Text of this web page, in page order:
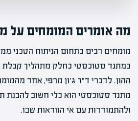
מה אומרים המומחים על
מומחים רבים בתחום הניתוח הטכני
במתנד סטוכסטי כחלק מתהליך
ההון. לדברי ד״ר ג׳ון מרפי, אחד
מתנד סטוכסטי הוא כלי חשוב להבנת
ולהתמודדות עם אי הוודאות שבו.